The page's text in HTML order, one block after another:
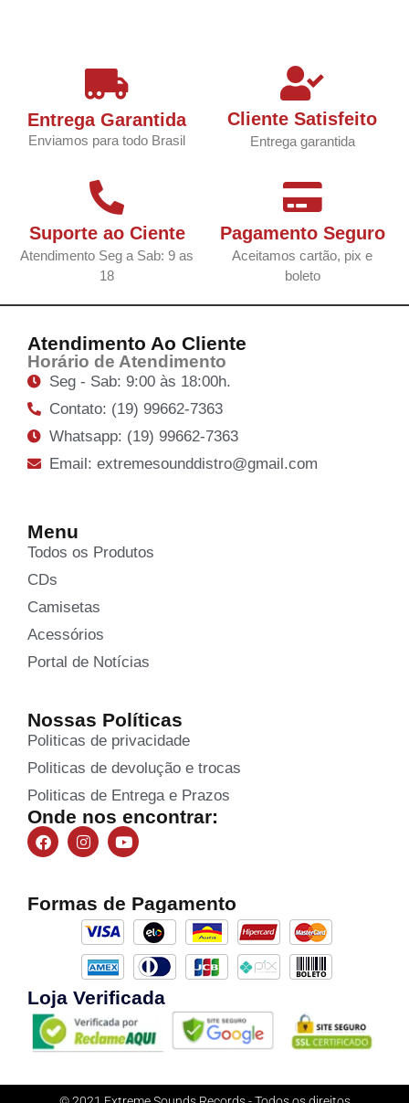
Entrega Garantida
Enviamos para todo Brasil
Cliente Satisfeito
Entrega garantida
Suporte ao Ciente
Atendimento Seg a Sab: 9 as
18
Pagamento Seguro
Aceitamos cartão, pix e
boleto
Atendimento Ao Cliente
Horário de Atendimento
Seg - Sab: 9:00 às 18:00h.
Contato: (19) 99662-7363
Whatsapp: (19) 99662-7363
Email: extremesounddistro@gmail.com
Menu
Todos os Produtos
CDs
Camisetas
Acessórios
Portal de Notícias
Nossas Políticas
Politicas de privacidade
Politicas de devolução e trocas
Politicas de Entrega e Prazos
Onde nos encontrar:
Formas de Pagamento
Loja Verificada